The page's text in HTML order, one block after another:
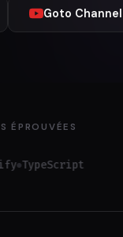
Goto Channel
ÉPROUVÉES
Anthropic MCP